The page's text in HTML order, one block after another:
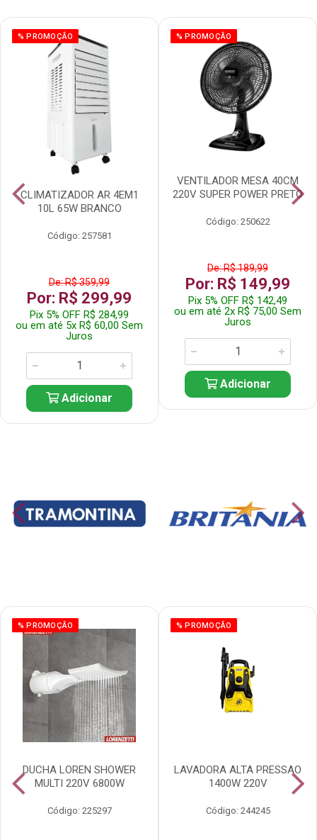
% PROMOÇÃO
CLIMATIZADOR AR 4EM1
10L 65W BRANCO
Código: 257581
De: R$ 359,99
Por: R$ 299,99
Pix 5% OFF R$ 284,99
ou em até 5x R$ 60,00 Sem
Juros
Adicionar
% PROMOÇÃO
VENTILADOR MESA 40CM
220V SUPER POWER PRETO
Código: 250622
De: R$ 189,99
Por: R$ 149,99
Pix 5% OFF R$ 142,49
ou em até 2x R$ 75,00 Sem
Juros
Adicionar
% PROMOÇÃO
DUCHA LOREN SHOWER
MULTI 220V 6800W
Código: 225297
% PROMOÇÃO
LAVADORA ALTA PRESSAO
1400W 220V
Código: 244245